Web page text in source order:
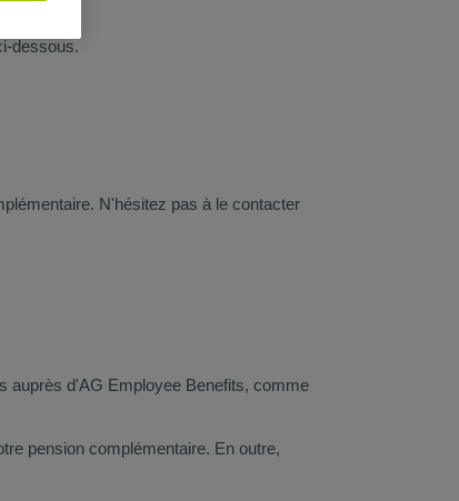
dessous.
N'hésitez pas à le contacter
auprès d'AG Employee Benefits, comme
pension complémentaire. En outre,